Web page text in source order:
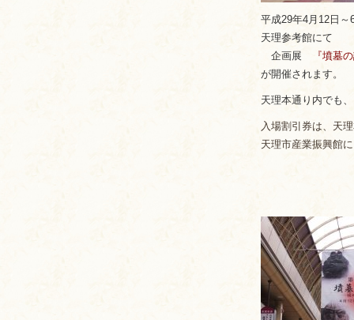
平成29年4月12日～
天理参考館にて
企画展 『墳墓の
が開催されます。
天理本通り内でも
入場割引券は、天
天理市産業振興館